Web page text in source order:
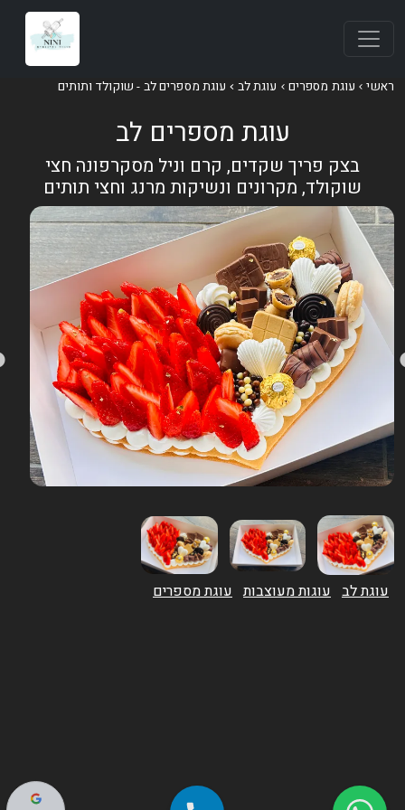
ראשי עוגת מספרים עוגת לב עוגת מספרים לב - שוקולד ותותים
עוגת מספרים לב
בצק פריך שקדים, קרם וניל מסקרפונה חצי
שוקולד, מקרונים ונשיקות מרנג וחצי תותים
עוגת לב עוגות מעוצבות עוגת מספרים